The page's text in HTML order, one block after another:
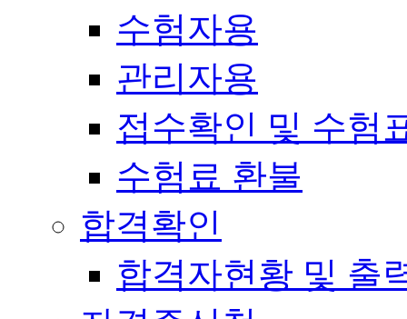
수험자용
관리자용
접수확인 및 수험
수험료 환불
합격확인
합격자현황 및 출